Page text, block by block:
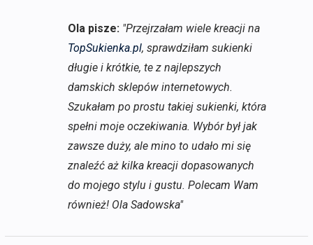
Ola pisze: "Przejrzałam wiele kreacji na
TopSukienka.pl, sprawdziłam sukienki
długie i krótkie, te z najlepszych
damskich sklepów internetowych.
Szukałam po prostu takiej sukienki, która
spełni moje oczekiwania. Wybór był jak
zawsze duży, ale mino to udało mi się
znaleźć aż kilka kreacji dopasowanych
do mojego stylu i gustu. Polecam Wam
również! Ola Sadowska"